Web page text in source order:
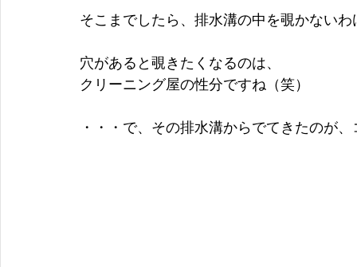
そこまでしたら、排水溝の中を覗かない
穴があると覗きたくなるのは、
クリーニング屋の性分ですね（笑）
・・・で、その排水溝からでてきたのが